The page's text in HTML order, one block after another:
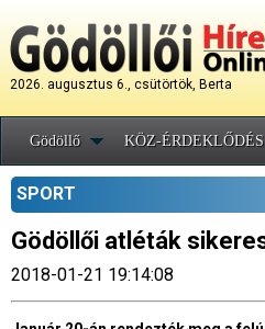
2026. augusztus 6., csütörtök, Berta
Gödöllő KÖZ-ÉRDEKLŐDÉS
SPORT
Gödöllői atléták
2018-01-21 19:14:08